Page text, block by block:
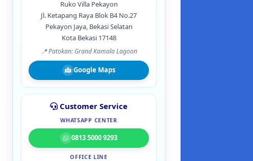
Ruko Villa Pekayon
Jl. Ketapang Raya Blok B4 No.27
Pekayon Jaya, Bekasi Selatan
Kota Bekasi 17148
📍 Patokan: Grand Kamala Lagoon
Google Maps
Customer Service
WHATSAPP CENTER
0813 5000 9293
OFFICE LINE